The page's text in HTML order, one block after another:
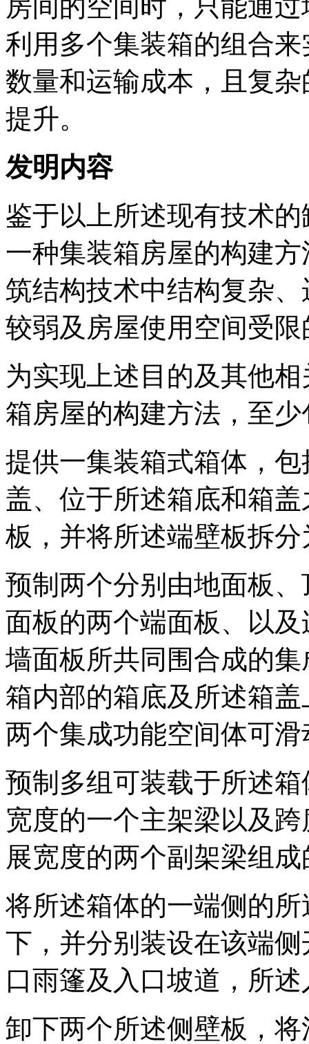
房间的空间时，只能通
利用多个集装箱的组合
数量和运输成本，且复
提升。
发明内容
鉴于以上所述现有技术
一种集装箱房屋的构建
筑结构技术中结构复杂
较弱及房屋使用空间受
为实现上述目的及其他
箱房屋的构建方法，至少
提供一集装箱式箱体，
盖、位于所述箱底和箱
板，并将所述端壁板拆
预制两个分别由地面板
面板的两个端面板、以
墙面板所共同围合成的
箱内部的箱底及所述箱
两个集成功能空间体可
预制多组可装载于所述
宽度的一个主架梁以及
展宽度的两个副架梁组
将所述箱体的一端侧的
下，并分别装设在该端
口雨篷及入口坡道，所
卸下两个所述侧壁板，